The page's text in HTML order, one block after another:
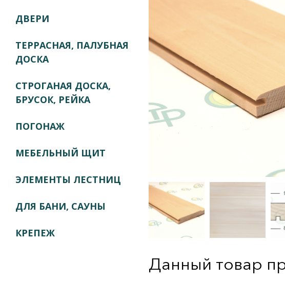
ДВЕРИ
ТЕРРАСНАЯ, ПАЛУБНАЯ
ДОСКА
СТРОГАНАЯ ДОСКА,
БРУСОК, РЕЙКА
ПОГОНАЖ
МЕБЕЛЬНЫЙ ЩИТ
ЭЛЕМЕНТЫ ЛЕСТНИЦ
ДЛЯ БАНИ, САУНЫ
КРЕПЕЖ
Данный товар